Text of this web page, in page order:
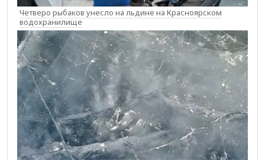
Четверо рыбаков унесло на льдине на Красноярском
водохранилище